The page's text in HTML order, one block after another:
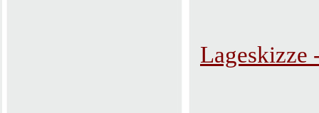
Lageskizze